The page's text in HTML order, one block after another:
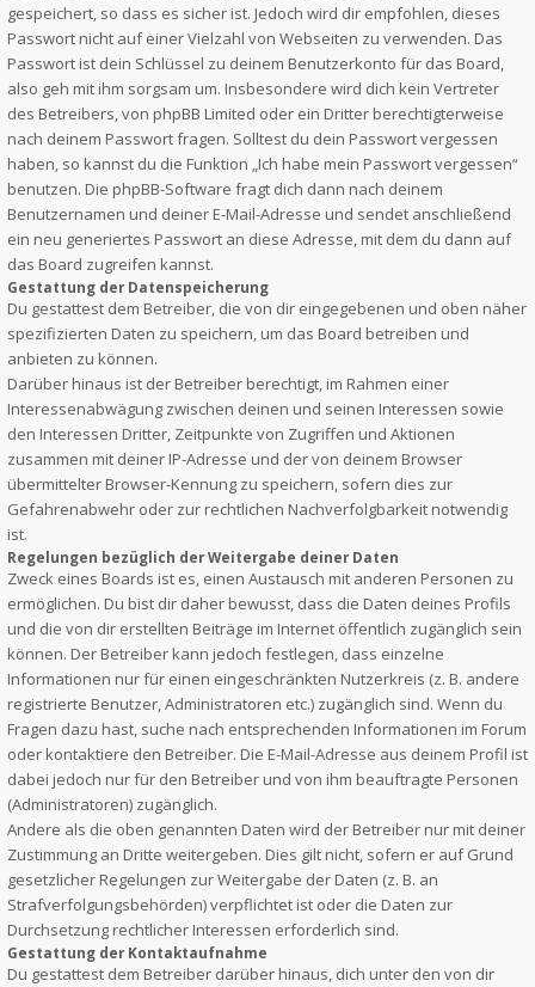
gespeichert, so dass es sicher ist. Jedoch wird dir empfohlen, dieses
Passwort nicht auf einer Vielzahl von Webseiten zu verwenden. Das
Passwort ist dein Schlüssel zu deinem Benutzerkonto für das Board,
also geh mit ihm sorgsam um. Insbesondere wird dich kein Vertreter
des Betreibers, von phpBB Limited oder ein Dritter berechtigterweise
nach deinem Passwort fragen. Solltest du dein Passwort vergessen
haben, so kannst du die Funktion „Ich habe mein Passwort vergessen“
benutzen. Die phpBB-Software fragt dich dann nach deinem
Benutzernamen und deiner E-Mail-Adresse und sendet anschließend
ein neu generiertes Passwort an diese Adresse, mit dem du dann auf
das Board zugreifen kannst.
Gestattung der Datenspeicherung
Du gestattest dem Betreiber, die von dir eingegebenen und oben näher
spezifizierten Daten zu speichern, um das Board betreiben und
anbieten zu können.
Darüber hinaus ist der Betreiber berechtigt, im Rahmen einer
Interessenabwägung zwischen deinen und seinen Interessen sowie
den Interessen Dritter, Zeitpunkte von Zugriffen und Aktionen
zusammen mit deiner IP-Adresse und der von deinem Browser
übermittelter Browser-Kennung zu speichern, sofern dies zur
Gefahrenabwehr oder zur rechtlichen Nachverfolgbarkeit notwendig
ist.
Regelungen bezüglich der Weitergabe deiner Daten
Zweck eines Boards ist es, einen Austausch mit anderen Personen zu
ermöglichen. Du bist dir daher bewusst, dass die Daten deines Profils
und die von dir erstellten Beiträge im Internet öffentlich zugänglich sein
können. Der Betreiber kann jedoch festlegen, dass einzelne
Informationen nur für einen eingeschränkten Nutzerkreis (z. B. andere
registrierte Benutzer, Administratoren etc.) zugänglich sind. Wenn du
Fragen dazu hast, suche nach entsprechenden Informationen im Forum
oder kontaktiere den Betreiber. Die E-Mail-Adresse aus deinem Profil ist
dabei jedoch nur für den Betreiber und von ihm beauftragte Personen
(Administratoren) zugänglich.
Andere als die oben genannten Daten wird der Betreiber nur mit deiner
Zustimmung an Dritte weitergeben. Dies gilt nicht, sofern er auf Grund
gesetzlicher Regelungen zur Weitergabe der Daten (z. B. an
Strafverfolgungsbehörden) verpflichtet ist oder die Daten zur
Durchsetzung rechtlicher Interessen erforderlich sind.
Gestattung der Kontaktaufnahme
Du gestattest dem Betreiber darüber hinaus, dich unter den von dir